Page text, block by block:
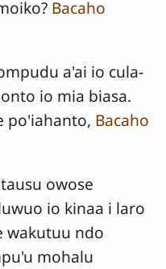
Bacaho
a'ai io cula-
io mia biasa.
po'iahanto, Bacaho
owose
io kinaa i laro
wakutuu ndo
mohalu